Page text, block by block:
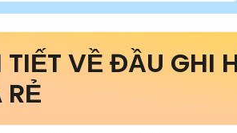
TIẾT VỀ ĐẦU GHI